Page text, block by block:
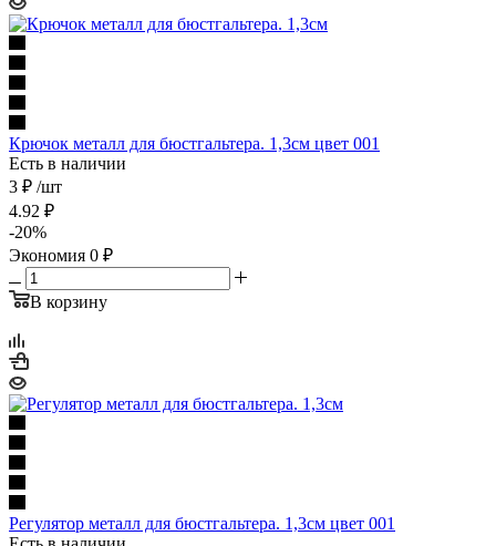
Крючок металл для бюстгальтера. 1,3см цвет 001
Есть в наличии
3 ₽ /шт
4.92 ₽
-20%
Экономия 0 ₽
В корзину
Регулятор металл для бюстгальтера. 1,3см цвет 001